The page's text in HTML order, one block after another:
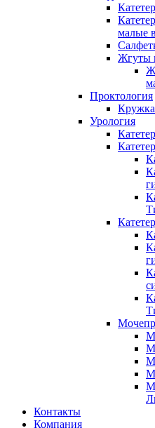
малые
Жгуты
Проктология
Урология
Контакты
Компания